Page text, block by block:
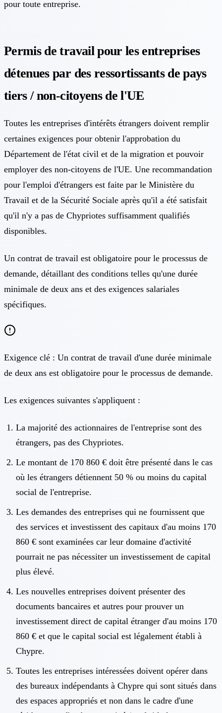
pour toute entreprise.
Permis de travail pour les entreprises
détenues par des ressortissants de pays
tiers / non-citoyens de l'UE
Toutes les entreprises d'intérêts étrangers doivent remplir
certaines exigences pour obtenir l'approbation du
Département de l'état civil et de la migration et pouvoir
employer des non-citoyens de l'UE. Une recommandation
pour l'emploi d'étrangers est faite par le Ministère du
Travail et de la Sécurité Sociale après qu'il a été satisfait
qu'il n'y a pas de Chypriotes suffisamment qualifiés
disponibles.
Un contrat de travail est obligatoire pour le processus de
demande, détaillant des conditions telles qu'une durée
minimale de deux ans et des exigences salariales
spécifiques.
Exigence clé : Un contrat de travail d'une durée minimale
de deux ans est obligatoire pour le processus de demande.
Les exigences suivantes s'appliquent :
La majorité des actionnaires de l'entreprise sont des
étrangers, pas des Chypriotes.
Le montant de 170 860 € doit être présenté dans le cas
où les étrangers détiennent 50 % ou moins du capital
social de l'entreprise.
Les demandes des entreprises qui ne fournissent que
des services et investissent des capitaux d'au moins 170
860 € sont examinées car leur domaine d'activité
pourrait ne pas nécessiter un investissement de capital
plus élevé.
Les nouvelles entreprises doivent présenter des
documents bancaires et autres pour prouver un
investissement direct de capital étranger d'au moins 170
860 € et que le capital social est légalement établi à
Chypre.
Toutes les entreprises intéressées doivent opérer dans
des bureaux indépendants à Chypre qui sont situés dans
des espaces appropriés et non dans le cadre d'une